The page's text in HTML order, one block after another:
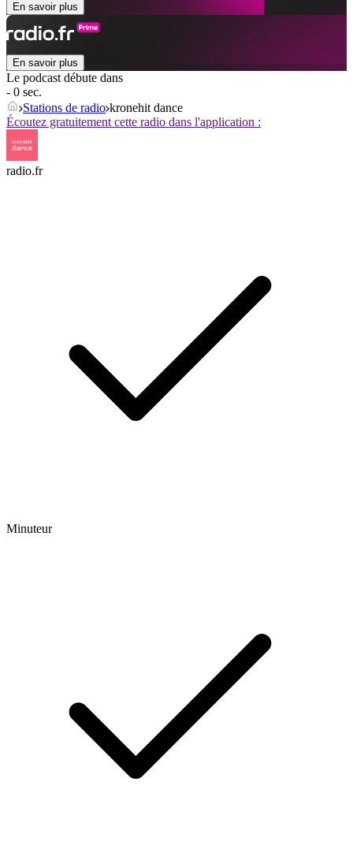
En savoir plus
En savoir plus
Le podcast débute dans
- 0 sec.
Stations de radio kronehit dance
Écoutez gratuitement cette radio dans l'application :
radio.fr
Minuteur